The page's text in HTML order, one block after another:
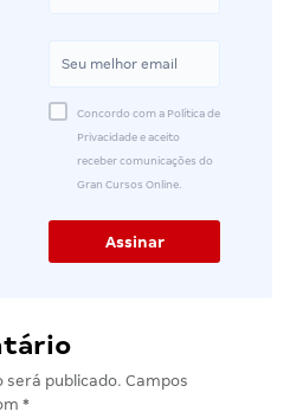
Concordo com a Política de
Privacidade e aceito
receber comunicações do
Gran Cursos Online.
será publicado. Campos
*